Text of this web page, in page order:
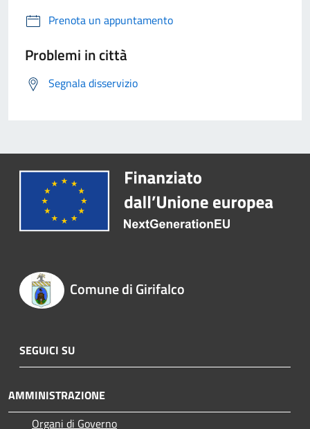
Prenota un appuntamento
Problemi in città
Segnala disservizio
Comune di Girifalco
SEGUICI SU
AMMINISTRAZIONE
Organi di Governo